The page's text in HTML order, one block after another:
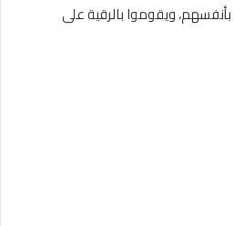
بأنفسهم، ويقوموا بالرقية على